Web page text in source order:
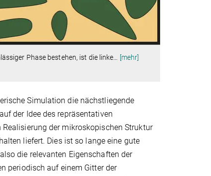
Phase bestehen, ist die linke
[mehr]
Simulation die nächstliegende
der Idee des repräsentativen
der mikroskopischen Struktur
liefert. Dies ist so lange eine gute
die relevanten Eigenschaften der
periodisch auf einem Gitter der